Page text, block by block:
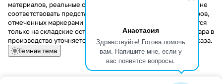
Анастасия
Здравствуйте! Готова помочь
вам. Напишите мне, если у
вас появятся вопросы.
материалов, реальные оттенки и текстуры продукции могут не
соответствовать представленным на сайте. Стоимость товаров,
отмеченных маркерами "Скидка!" и "Акция!" распространяется
только на складские остатки. Стоимость заказа данного товара в
производство уточняется у менеджера при оформлении заказа.
Темная тема